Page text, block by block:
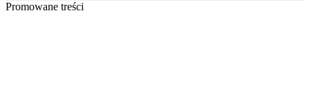
Promowane treści